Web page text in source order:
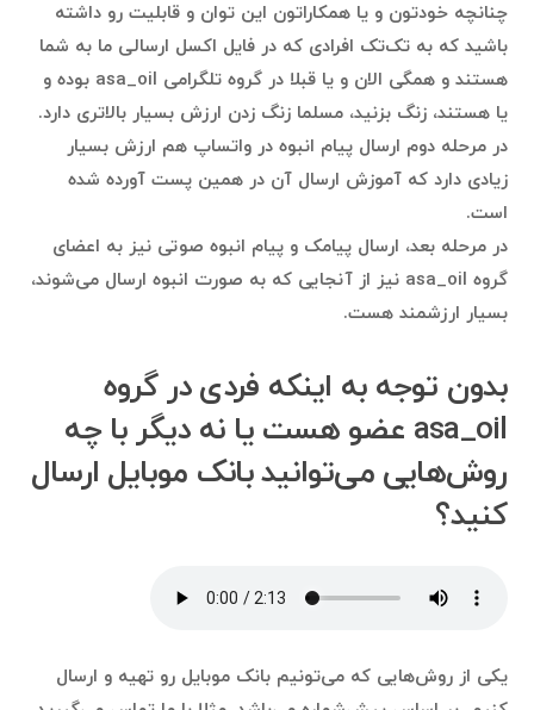
چنانچه خودتون و یا همکاراتون این توان و قابلیت رو داشته
باشید که به تک‌تک افرادی که در فایل اکسل ارسالی ما به شما
هستند و همگی الان و یا قبلا در گروه تلگرامی asa_oil بوده و
یا هستند، زنگ بزنید، مسلما زنگ زدن ارزش بسیار بالاتری دارد.
در مرحله دوم ارسال پیام انبوه در واتساپ هم ارزش بسیار
زیادی دارد که آموزش ارسال آن در همین پست آورده شده
است.
در مرحله بعد، ارسال پیامک و پیام انبوه صوتی نیز به اعضای
گروه asa_oil نیز از آنجایی که به صورت انبوه ارسال می‌شوند،
بسیار ارزشمند هست.
بدون توجه به اینکه فردی در گروه
asa_oil عضو هست یا نه دیگر با چه
روش‌هایی می‌توانید بانک موبایل ارسال
کنید؟
یکی از روش‌هایی که می‌تونیم بانک موبایل رو تهیه و ارسال